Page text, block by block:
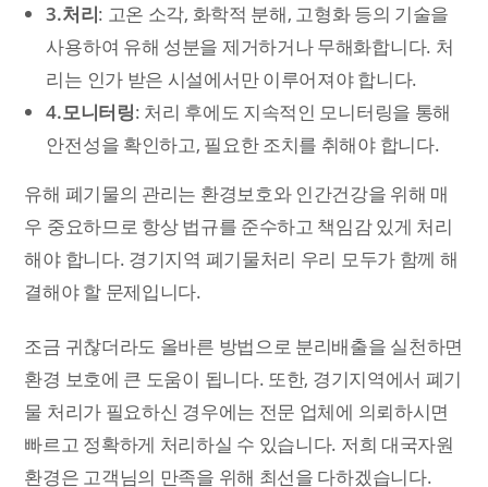
3.처리: 고온 소각, 화학적 분해, 고형화 등의 기술을
사용하여 유해 성분을 제거하거나 무해화합니다. 처
리는 인가 받은 시설에서만 이루어져야 합니다.
4.모니터링: 처리 후에도 지속적인 모니터링을 통해
안전성을 확인하고, 필요한 조치를 취해야 합니다.
유해 폐기물의 관리는 환경보호와 인간건강을 위해 매
우 중요하므로 항상 법규를 준수하고 책임감 있게 처리
해야 합니다. 경기지역 폐기물처리 우리 모두가 함께 해
결해야 할 문제입니다.
조금 귀찮더라도 올바른 방법으로 분리배출을 실천하면
환경 보호에 큰 도움이 됩니다. 또한, 경기지역에서 폐기
물 처리가 필요하신 경우에는 전문 업체에 의뢰하시면
빠르고 정확하게 처리하실 수 있습니다. 저희 대국자원
환경은 고객님의 만족을 위해 최선을 다하겠습니다.